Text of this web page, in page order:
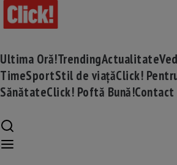
Ultima Oră!TrendingActualitate
TimeSportStil de viațăClick!
SănătateClick! Poftă Bună!Contact